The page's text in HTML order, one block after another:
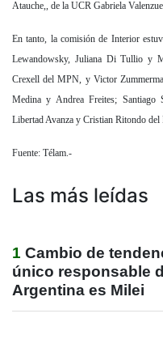
Atauche,, de la UCR Gabriela
En tanto, la comisión de Interior
Lewandowsky, Juliana Di Tullio y
Crexell del MPN, y Victor
Medina y Andrea Freites;
Libertad Avanza y Cristian Ritondo del
Fuente: Télam.-
Las más leídas
1 Cambio de
único responsable
Argentina es Milei